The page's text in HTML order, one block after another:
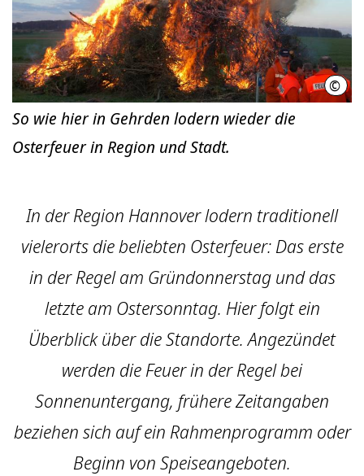
© A.
So wie hier in Gehrden lodern wieder die
Osterfeuer in Region und Stadt.
In der Region Hannover lodern traditionell
vielerorts die beliebten Os­ter­feuer: Das erste
in der Regel am Gründonnerstag und das
letzte am Ostersonntag. Hier folgt ein
Überblick über die Standorte. Angezündet
werden die Feuer in der Regel bei
Sonnenuntergang, frühere Zeitangaben
beziehen sich auf ein Rahmenprogramm oder
Beginn von Speiseangeboten.